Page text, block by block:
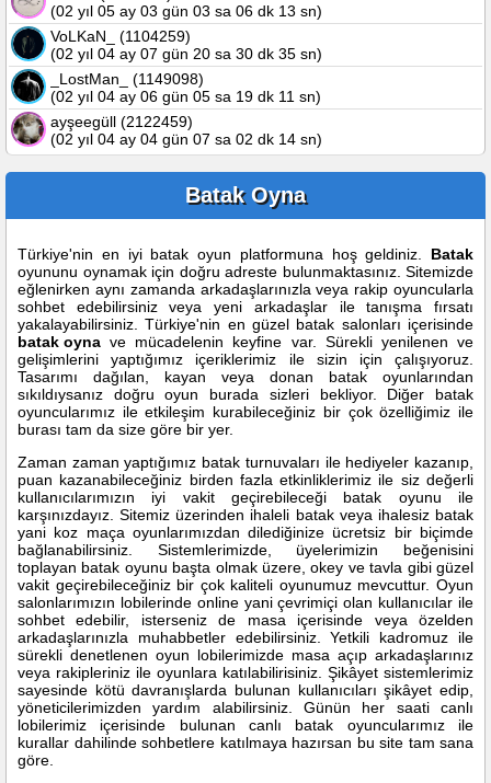
(02 yıl 05 ay 03 gün 03 sa 06 dk 13 sn)
VoLKaN_ (1104259)
(02 yıl 04 ay 07 gün 20 sa 30 dk 35 sn)
_LostMan_ (1149098)
(02 yıl 04 ay 06 gün 05 sa 19 dk 11 sn)
ayşeegüll (2122459)
(02 yıl 04 ay 04 gün 07 sa 02 dk 14 sn)
Batak Oyna
Türkiye'nin en iyi batak oyun platformuna hoş geldiniz. Batak
oyununu oynamak için doğru adreste bulunmaktasınız. Sitemizde
eğlenirken aynı zamanda arkadaşlarınızla veya rakip oyuncularla
sohbet edebilirsiniz veya yeni arkadaşlar ile tanışma fırsatı
yakalayabilirsiniz. Türkiye'nin en güzel batak salonları içerisinde
batak oyna ve mücadelenin keyfine var. Sürekli yenilenen ve
gelişimlerini yaptığımız içeriklerimiz ile sizin için çalışıyoruz.
Tasarımı dağılan, kayan veya donan batak oyunlarından
sıkıldıysanız doğru oyun burada sizleri bekliyor. Diğer batak
oyuncularımız ile etkileşim kurabileceğiniz bir çok özelliğimiz ile
burası tam da size göre bir yer.
Zaman zaman yaptığımız batak turnuvaları ile hediyeler kazanıp,
puan kazanabileceğiniz birden fazla etkinliklerimiz ile siz değerli
kullanıcılarımızın iyi vakit geçirebileceği batak oyunu ile
karşınızdayız. Sitemiz üzerinden ihaleli batak veya ihalesiz batak
yani koz maça oyunlarımızdan dilediğinize ücretsiz bir biçimde
bağlanabilirsiniz. Sistemlerimizde, üyelerimizin beğenisini
toplayan batak oyunu başta olmak üzere, okey ve tavla gibi güzel
vakit geçirebileceğiniz bir çok kaliteli oyunumuz mevcuttur. Oyun
salonlarımızın lobilerinde online yani çevrimiçi olan kullanıcılar ile
sohbet edebilir, isterseniz de masa içerisinde veya özelden
arkadaşlarınızla muhabbetler edebilirsiniz. Yetkili kadromuz ile
sürekli denetlenen oyun lobilerimizde masa açıp arkadaşlarınız
veya rakipleriniz ile oyunlara katılabilirisiniz. Şikâyet sistemlerimiz
sayesinde kötü davranışlarda bulunan kullanıcıları şikâyet edip,
yöneticilerimizden yardım alabilirsiniz. Günün her saati canlı
lobilerimiz içerisinde bulunan canlı batak oyuncularımız ile
kurallar dahilinde sohbetlere katılmaya hazırsan bu site tam sana
göre.